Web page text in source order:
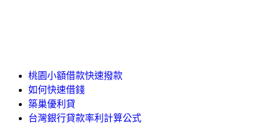
桃園小額借款快速撥款
如何快速借錢
築巢優利貸
台灣銀行貸款率利計算公式